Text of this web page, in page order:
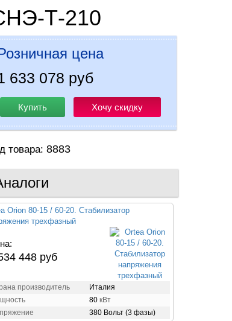
Т-210
цена
633 078 руб
Купить Хочу скидку
товара: 8883
Orion 80-15 / 60-20. Стабилизатор
трехфазный
448 руб
производитель
Италия
80 кВт
380 Вольт (3 фазы)